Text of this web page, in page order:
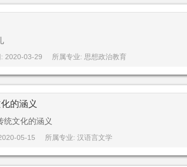
: 2020-03-29 所属专业: 思想政治教育
的涵义
统文化的涵义
05-15 所属专业: 汉语言文学